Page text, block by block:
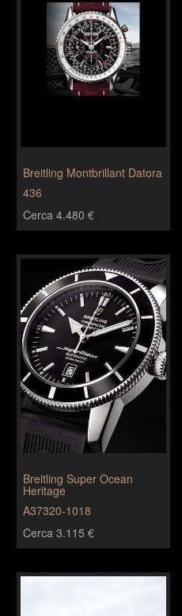
Breitling Montbrillant Datora
436
Cerca 4.480 €
Breitling Super Ocean
Heritage
A37320-1018
Cerca 3.115 €